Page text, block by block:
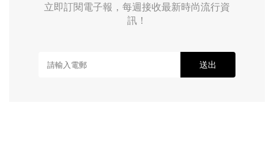
立即訂閱電子報，每週接收最新時尚流行資
訊！
送出